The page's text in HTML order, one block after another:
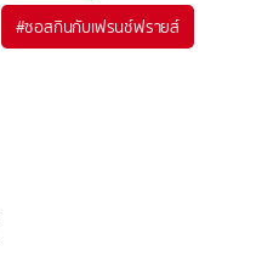
#ซอสกินกับเฟรนช์ฟรายส์